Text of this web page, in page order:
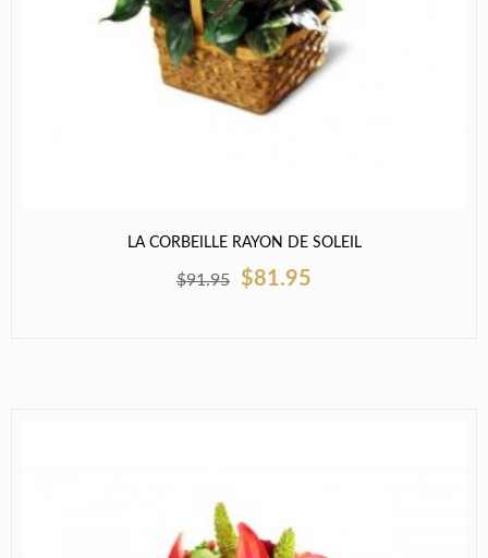
LA CORBEILLE RAYON DE SOLEIL
$91.95 $81.95